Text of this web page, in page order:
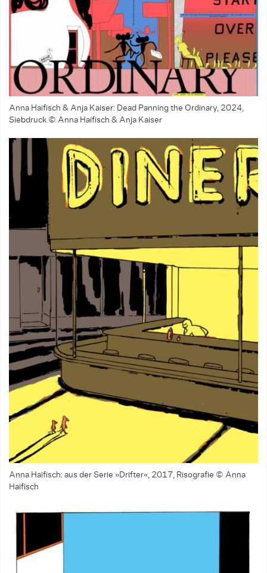
Anna Haifisch & Anja Kaiser: Dead Panning the Ordinary, 2024,
Siebdruck © Anna Haifisch & Anja Kaiser
Anna Haifisch: aus der Serie »Drifter«, 2017, Risografie © Anna
Haifisch